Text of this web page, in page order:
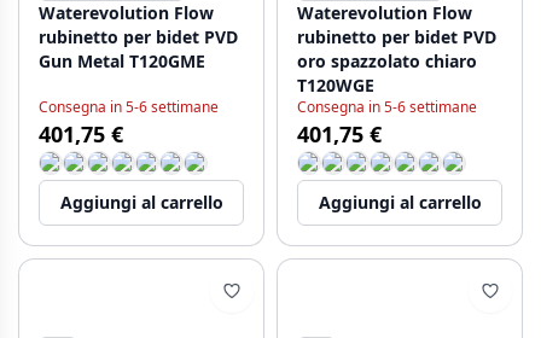
Waterevolution Flow
rubinetto per bidet PVD
Gun Metal T120GME
Consegna in 5-6 settimane
401,75 €
Aggiungi al carrello
Waterevolution Flow
rubinetto per bidet PVD
oro spazzolato chiaro
T120WGE
Consegna in 5-6 settimane
401,75 €
Aggiungi al carrello